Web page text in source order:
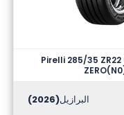
Pirelli 285/35 ZR22
البرازيل(2026)